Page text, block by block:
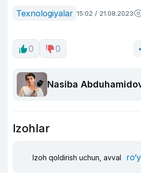
Texnologiyalar 15:02 / 21.08.2023
0 0
Nasiba
Izohlar
Izoh qoldirish uchun, avval